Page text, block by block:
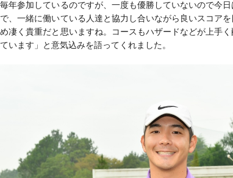
年参加しているのですが、一度も優勝していないので今
、一緒に働いている人達と協力し合いながら良いスコア
凄く貴重だと思いますね。コースもハザードなどが上手
います」と意気込みを語ってくれました。